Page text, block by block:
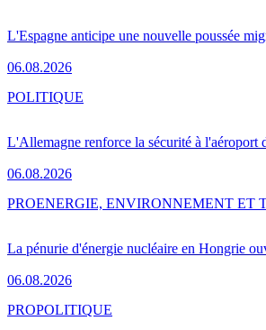
L'Espagne anticipe une nouvelle poussée
06.08.2026
L'Allemagne renforce la sécurité à l'aéroport
06.08.2026
POLITIQUE
La pénurie d'énergie nucléaire en Hongrie
06.08.2026
PROENERGIE, ENVIRONNEMENT ET
PROPOLITIQUE